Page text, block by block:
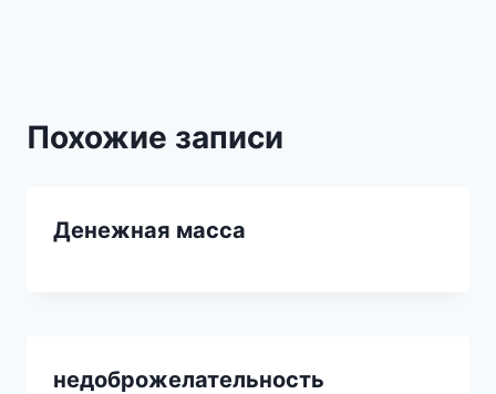
Похожие записи
Денежная масса
недоброжелательность